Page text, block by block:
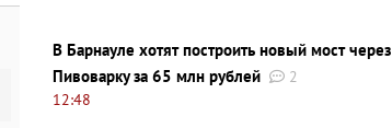
В Барнауле хотят построить новый мост через
Пивоварку за 65 млн рублей
2
12:48